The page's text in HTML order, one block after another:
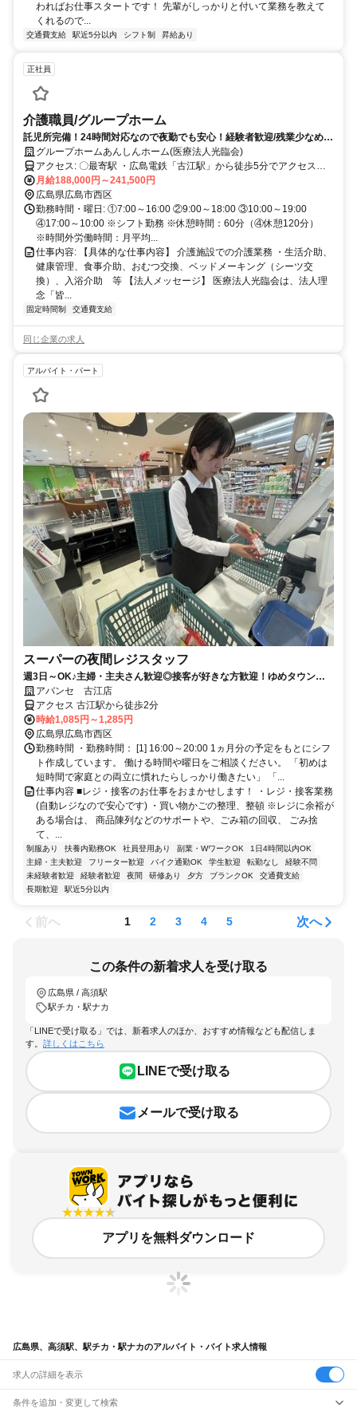
わればお仕事スタートです！ 先輩がしっかりと付いて業務を教えて
くれるので...
交通費支給 駅近5分以内 シフト制 昇給あり
正社員
介護職員/グループホーム
託児所完備！24時間対応なので夜勤でも安心！経験者歓迎/残業少なめ/
賞与2.9カ月/駅から徒歩5分！
グループホームあんしんホーム(医療法人光臨会)
アクセス: 〇最寄駅 ・広島電鉄「古江駅」から徒歩5分でアクセス便
利です！ ・「庚午中三丁目バス停」から徒歩4分
月給188,000円～241,500円
広島県広島市西区
勤務時間・曜日: ①7:00～16:00 ②9:00～18:00 ③10:00～19:00
④17:00～10:00 ※シフト勤務 ※休憩時間：60分（④休憩120分）
※時間外労働時間：月平均...
仕事内容: 【具体的な仕事内容】 介護施設での介護業務 ・生活介助、
健康管理、食事介助、おむつ交換、ベッドメーキング（シーツ交
換）、入浴介助 等 【法人メッセージ】 医療法人光臨会は、法人理
念「皆...
固定時間制 交通費支給
同じ企業の求人
アルバイト・パート
スーパーの夜間レジスタッフ
週3日～OK♪主婦・主夫さん歓迎◎接客が好きな方歓迎！ゆめタウンで
も使える従業員割引あり
アバンセ 古江店
アクセス 古江駅から徒歩2分
時給1,085円～1,285円
広島県広島市西区
勤務時間 ・勤務時間： [1] 16:00～20:00 1ヵ月分の予定をもとにシフ
ト作成しています。 働ける時間や曜日をご相談ください。 「初めは
短時間で家庭との両立に慣れたらしっかり働きたい」 「...
仕事内容 ■レジ・接客のお仕事をおまかせします！ ・レジ・接客業務
(自動レジなので安心です) ・買い物かごの整理、整頓 ※レジに余裕が
ある場合は、 商品陳列などのサポートや、ごみ箱の回収、 ごみ捨
て、...
制服あり 扶養内勤務OK 社員登用あり 副業・WワークOK
1日4時間以内OK
主婦・主夫歓迎
フリーター歓迎 バイク通勤OK 学生歓迎 転勤なし
経験不問
未経験者歓迎
経験者歓迎 夜間 研修あり 夕方 ブランクOK
交通費支給
長期歓迎
駅近5分以内
前へ 1 2 3 4 5 次へ
この条件の新着求人を受け取る
広島県 / 高須駅
駅チカ・駅ナカ
「LINEで受け取る」では、新着求人のほか、おすすめ情報なども配信しま
す。 詳しくはこちら
LINEで受け取る
メールで受け取る
アプリを無料ダウンロード
広島県、高須駅、駅チカ・駅ナカのアルバイト・バイト求人情報
求人の詳細を表示
条件を追加・変更して検索